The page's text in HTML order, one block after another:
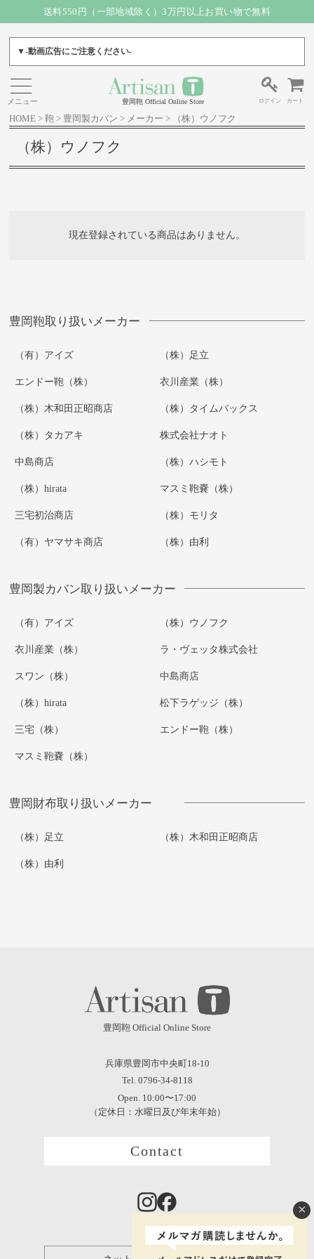
送料550円（一部地域除く）3万円以上お買い物で無料
▼-動画広告にご注意ください-
豊岡鞄 Official Online Store ログイン カート
HOME 鞄 豊岡製カバン メーカー （株）ウノフク
（株）ウノフク
現在登録されている商品はありません。
豊岡鞄取り扱いメーカー
（有）アイズ （株）足立
エンドー鞄（株） 衣川産業（株）
（株）木和田正昭商店 （株）タイムバックス
（株）タカアキ 株式会社ナオト
中島商店 （株）ハシモト
（株）hirata マスミ鞄嚢（株）
三宅初治商店 （株）モリタ
（有）ヤマサキ商店 （株）由利
豊岡製カバン取り扱いメーカー
（有）アイズ （株）ウノフク
衣川産業（株） ラ・ヴェッタ株式会社
スワン（株） 中島商店
（株）hirata 松下ラゲッジ（株）
三宅（株） エンドー鞄（株）
マスミ鞄嚢（株）
豊岡財布取り扱いメーカー
（株）足立 （株）木和田正昭商店
（株）由利
豊岡鞄 Official Online Store
兵庫県豊岡市中央町18-10
Tel. 0796-34-8118
Open. 10:00〜17:00
（定休日：水曜日及び年末年始）
Contact
×